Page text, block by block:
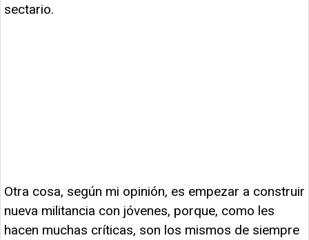
sectario.
Otra cosa, según mi opinión, es empezar a construir
nueva militancia con jóvenes, porque, como les
hacen muchas críticas, son los mismos de siempre